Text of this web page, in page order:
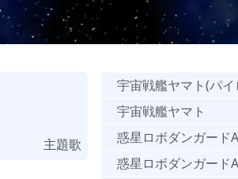
主題歌
宇宙戦艦ヤマト(パ
宇宙戦艦ヤマト
惑星ロボダンガードA
惑星ロボダンガード